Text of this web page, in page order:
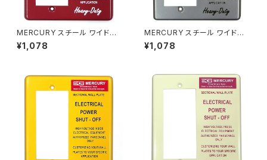
MERCURY スチール ワイドス
イッチプレート バーガンディ
¥1,078
MERCURY スチール ワイドス
イッチプレート シルバー
¥1,078